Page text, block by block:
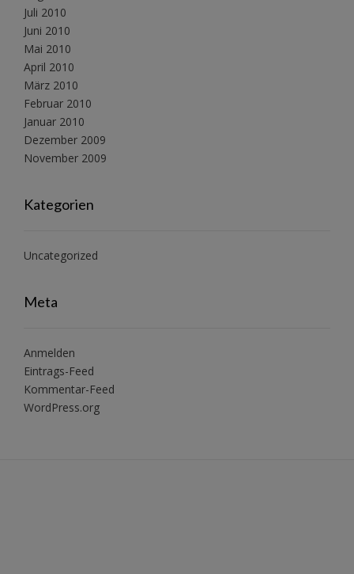
Juli 2010
Juni 2010
Mai 2010
April 2010
März 2010
Februar 2010
Januar 2010
Dezember 2009
November 2009
Kategorien
Uncategorized
Meta
Anmelden
Eintrags-Feed
Kommentar-Feed
WordPress.org